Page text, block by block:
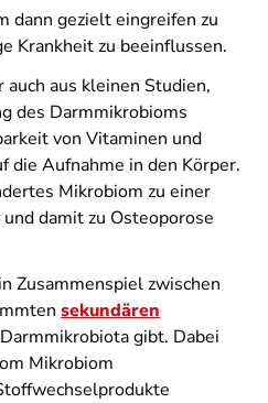
dann gezielt eingreifen zu
Krankheit zu beeinflussen.
aus kleinen Studien,
des Darmmikrobioms
von Vitaminen und
die Aufnahme in den Körper.
Mikrobiom zu einer
damit zu Osteoporose
Zusammenspiel zwischen
sekundären
gibt. Dabei
Mikrobiom